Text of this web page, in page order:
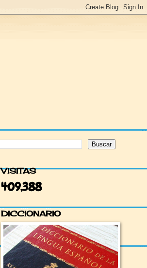
VISITAS
409,388
DICCIONARIO